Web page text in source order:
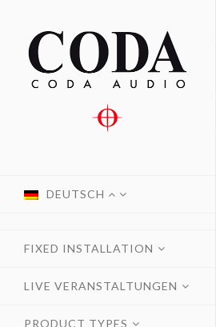
DEUTSCH
FIXED INSTALLATION
LIVE VERANSTALTUNGEN
PRODUCT TYPES